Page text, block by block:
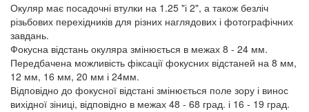
Окуляр має посадочні втулки на 1.25 "і 2", а також безліч
різьбових перехідників для різних наглядових і фотографічних
завдань.
Фокусна відстань окуляра змінюється в межах 8 - 24 мм.
Передбачена можливість фіксації фокусних відстаней на 8 мм,
12 мм, 16 мм, 20 мм і 24мм.
Відповідно до фокусної відстані змінюється поле зору і винос
вихідної зіниці, відповідно в межах 48 - 68 град. і 16 - 19 град.